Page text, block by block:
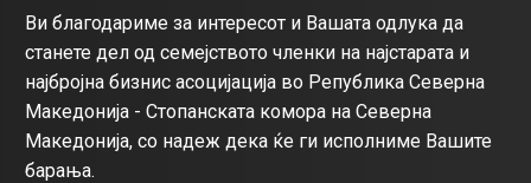
Ви благодариме за интересот и Вашата одлука да
станете дел од семејството членки на најстарата и
најбројна бизнис асоцијација во Република Северна
Македонија - Стопанската комора на Северна
Македонија, со надеж дека ќе ги исполниме Вашите
барања.